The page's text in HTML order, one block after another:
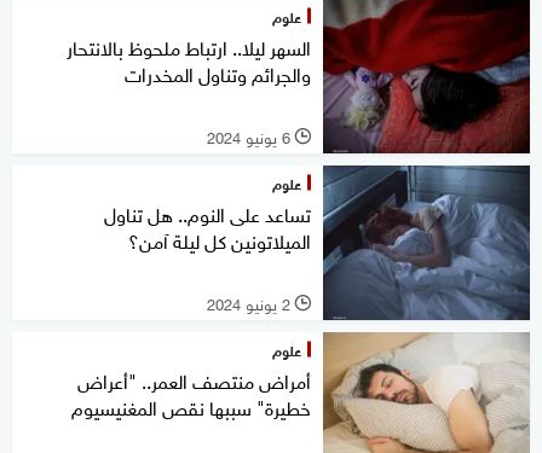
علوم
السهر ليلا.. ارتباط ملحوظ بالانتحار
والجرائم وتناول المخدرات
l 6 يونيو 2024
علوم
تساعد على النوم.. هل تناول
الميلاتونين كل ليلة آمن؟
l 2 يونيو 2024
علوم
أمراض منتصف العمر.. "أعراض
خطيرة" سببها نقص المغنيسيوم